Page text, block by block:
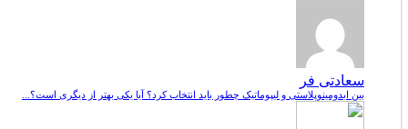
سعادتی فر
بین ابدومینوپلاستی و لیپوماتیک چطور باید انتخاب کرد؟ آیا یکی بهتر از دیگری است؟...